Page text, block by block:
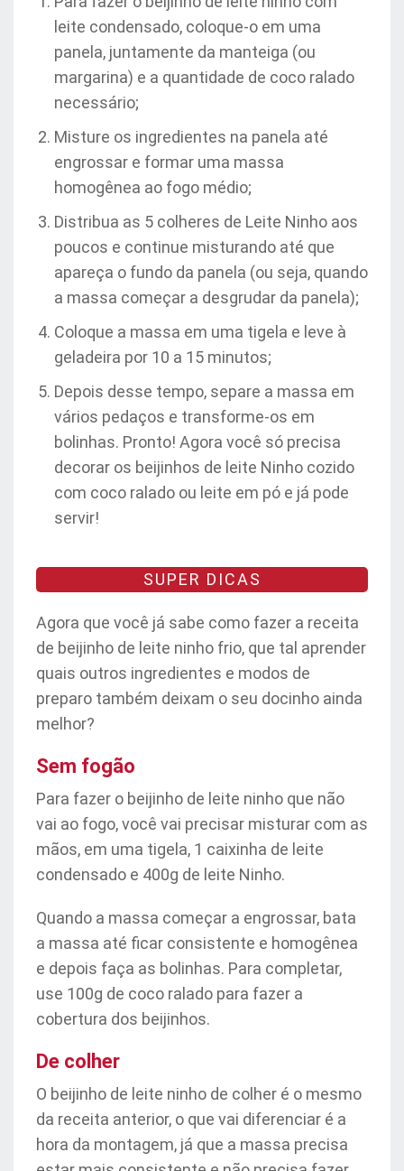
leite condensado, coloque-o em uma
panela, juntamente da manteiga (ou
margarina) e a quantidade de coco ralado
necessário;
Misture os ingredientes na panela até
engrossar e formar uma massa
homogênea ao fogo médio;
Distribua as 5 colheres de Leite Ninho aos
poucos e continue misturando até que
apareça o fundo da panela (ou seja, quando
a massa começar a desgrudar da panela);
Coloque a massa em uma tigela e leve à
geladeira por 10 a 15 minutos;
Depois desse tempo, separe a massa em
vários pedaços e transforme-os em
bolinhas. Pronto! Agora você só precisa
decorar os beijinhos de leite Ninho cozido
com coco ralado ou leite em pó e já pode
servir!
SUPER DICAS
Agora que você já sabe como fazer a receita
de beijinho de leite ninho frio, que tal aprender
quais outros ingredientes e modos de
preparo também deixam o seu docinho ainda
melhor?
Sem fogão
Para fazer o beijinho de leite ninho que não
vai ao fogo, você vai precisar misturar com as
mãos, em uma tigela, 1 caixinha de leite
condensado e 400g de leite Ninho.
Quando a massa começar a engrossar, bata
a massa até ficar consistente e homogênea
e depois faça as bolinhas. Para completar,
use 100g de coco ralado para fazer a
cobertura dos beijinhos.
De colher
O beijinho de leite ninho de colher é o mesmo
da receita anterior, o que vai diferenciar é a
hora da montagem, já que a massa precisa